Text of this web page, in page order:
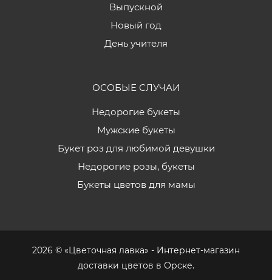
Выпускной
Новый год
День учителя
ОСОБЫЕ СЛУЧАИ
Недорогие букеты
Мужские букеты
Букет роз для любимой девушки
Недорогие розы, букеты
Букеты цветов для мамы
2026 © «Цветочная лавка» - Интернет-магазин
доставки цветов в Орске.